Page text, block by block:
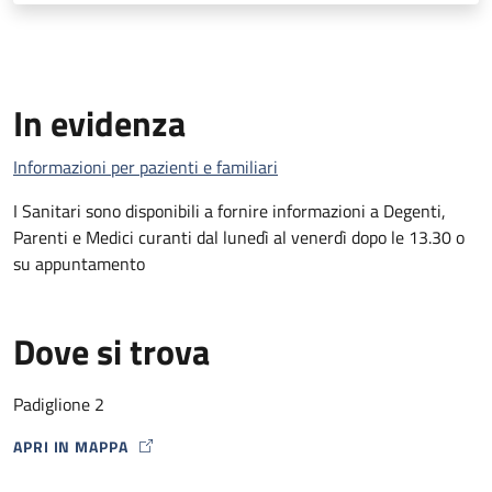
In evidenza
Informazioni per pazienti e familiari
I Sanitari sono disponibili a fornire informazioni a Degenti,
Parenti e Medici curanti dal lunedì al venerdì dopo le 13.30 o
su appuntamento
Dove si trova
Padiglione 2
APRI IN MAPPA
MAP ICON